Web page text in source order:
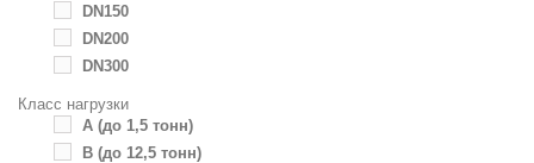
DN150
DN200
DN300
Класc нагрузки
А (до 1,5 тонн)
B (до 12,5 тонн)